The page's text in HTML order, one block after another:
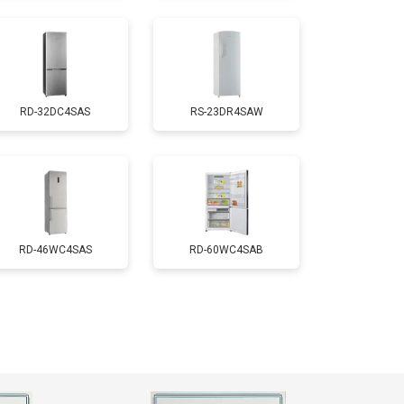
Заказать
1700 ₽ Заказать
4750 ₽ Заказать
3650 ₽
RD-32DC4SAS RS-23DR4SAW
RD-46WC4SAS RD-60WC4SAB